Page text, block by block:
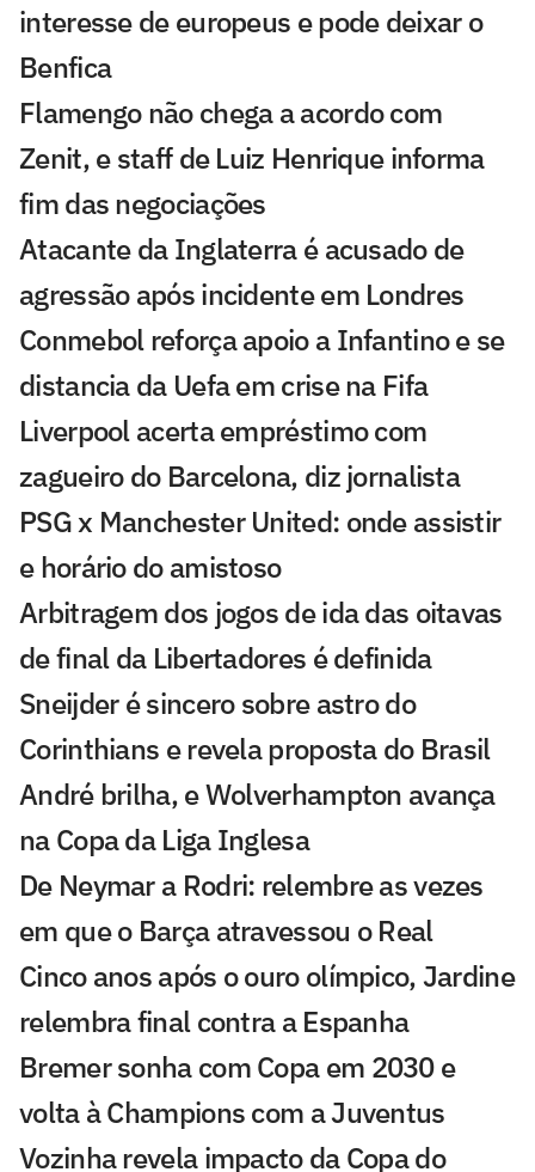
interesse de europeus e pode deixar o
Benfica
Flamengo não chega a acordo com
Zenit, e staff de Luiz Henrique informa
fim das negociações
Atacante da Inglaterra é acusado de
agressão após incidente em Londres
Conmebol reforça apoio a Infantino e se
distancia da Uefa em crise na Fifa
Liverpool acerta empréstimo com
zagueiro do Barcelona, diz jornalista
PSG x Manchester United: onde assistir
e horário do amistoso
Arbitragem dos jogos de ida das oitavas
de final da Libertadores é definida
Sneijder é sincero sobre astro do
Corinthians e revela proposta do Brasil
André brilha, e Wolverhampton avança
na Copa da Liga Inglesa
De Neymar a Rodri: relembre as vezes
em que o Barça atravessou o Real
Cinco anos após o ouro olímpico, Jardine
relembra final contra a Espanha
Bremer sonha com Copa em 2030 e
volta à Champions com a Juventus
Vozinha revela impacto da Copa do